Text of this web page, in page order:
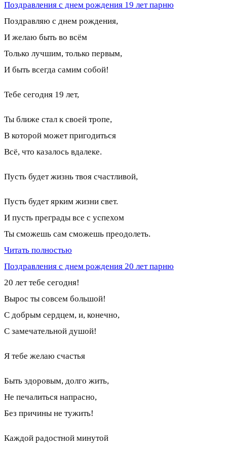
Поздравления с днем рождения 19 лет парню
Поздравляю с днем рождения,
И желаю быть во всём
Только лучшим, только первым,
И быть всегда самим собой!
Тебе сегодня 19 лет,
Ты ближе стал к своей тропе,
В которой может пригодиться
Всё, что казалось вдалеке.
Пусть будет жизнь твоя счастливой,
Пусть будет ярким жизни свет.
И пусть преграды все с успехом
Ты сможешь сам сможешь преодолеть.
Читать полностью
Поздравления с днем рождения 20 лет парню
20 лет тебе сегодня!
Вырос ты совсем большой!
С добрым сердцем, и, конечно,
С замечательной душой!
Я тебе желаю счастья
Быть здоровым, долго жить,
Не печалиться напрасно,
Без причины не тужить!
Каждой радостной минутой